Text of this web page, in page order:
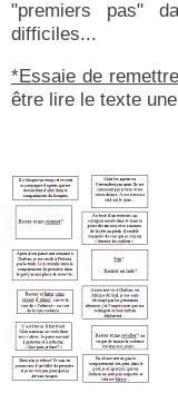
"premiers pas"
difficiles...
*Essaie de
être lire le texte